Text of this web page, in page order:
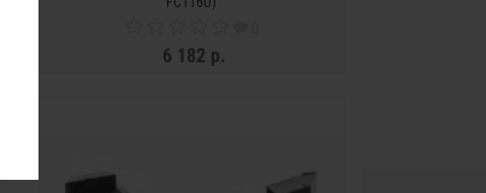
6 182 р.